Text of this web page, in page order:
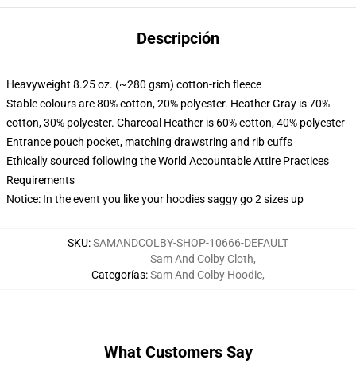
Descripción
Heavyweight 8.25 oz. (~280 gsm) cotton-rich fleece
Stable colours are 80% cotton, 20% polyester. Heather Gray is 70%
cotton, 30% polyester. Charcoal Heather is 60% cotton, 40% polyester
Entrance pouch pocket, matching drawstring and rib cuffs
Ethically sourced following the World Accountable Attire Practices
Requirements
Notice: In the event you like your hoodies saggy go 2 sizes up
SKU:SAMANDCOLBY-SHOP-10666-DEFAULT
Categorías:
Sam And Colby Cloth,
Sam And Colby Hoodie,
What Customers Say